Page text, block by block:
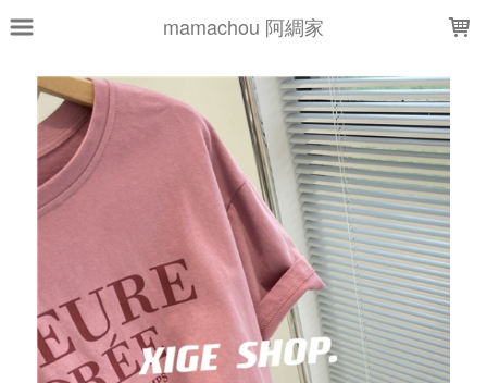
mamachou 阿綢家